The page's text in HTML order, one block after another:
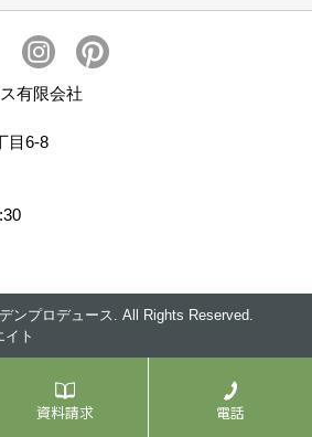
フターメンテナンスについて (3)
有限会社
目6-8
ンプロデュース. All Rights Reserved.
イト
資料請求 電話